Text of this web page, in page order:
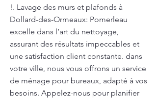
!. Lavage des murs et plafonds à
Dollard-des-Ormeaux: Pomerleau
excelle dans l’art du nettoyage,
assurant des résultats impeccables et
une satisfaction client constante. dans
votre ville, nous vous offrons un service
de ménage pour bureaux, adapté à vos
besoins. Appelez-nous pour planifier